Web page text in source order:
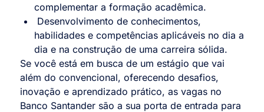
complementar a formação acadêmica.
Desenvolvimento de conhecimentos,
habilidades e competências aplicáveis no dia a
dia e na construção de uma carreira sólida.
Se você está em busca de um estágio que vai
além do convencional, oferecendo desafios,
inovação e aprendizado prático, as vagas no
Banco Santander são a sua porta de entrada para